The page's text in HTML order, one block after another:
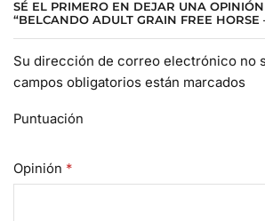
SÉ EL PRIMERO EN DEJAR UNA
“BELCANDO ADULT GRAIN FREE HORSE
Su dirección de correo electrónico no
campos obligatorios están marcados
Puntuación
Opinión *